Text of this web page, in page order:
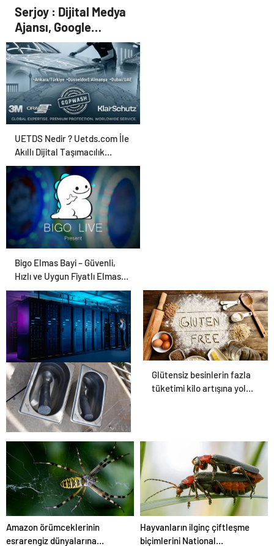
uyarısı! ‘Suda bekletilen
kaşık çapraz bulaşmaya
neden olabilir’
Serjoy : Dijital Medya
Ajansı, Google
Reklam Ajansı, SEO
Ajansı ve Web
Tasarım Ajansı
UETDS Nedir ? Uetds.com İle
Akıllı Dijital Taşımacılık
Yazılımı
Bigo Elmas Bayi – Güvenli,
Hızlı ve Uygun Fiyatlı Elmas
Satın Almanın Yeni Adresi
Datahost İle Güvenilir
Sunucu Hizmetleri
Glütensiz besinlerin fazla
tüketimi kilo artışına yol
Dondurma esnafına hijyen
uyarısı! ‘Suda bekletilen
kaşık çapraz bulaşmaya
neden olabilir’
Amazon örümceklerinin
esrarengiz dünyalarına
Hayvanların ilginç çiftleşme
biçimlerini National